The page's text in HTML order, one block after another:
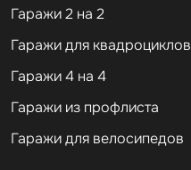
Гаражи 2 на 2
Гаражи для квадроциклов
Гаражи 4 на 4
Гаражи из профлиста
Гаражи для велосипедов